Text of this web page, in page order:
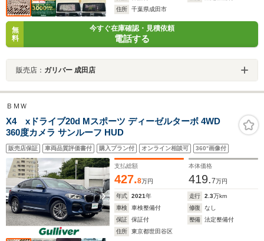
住所
千葉県成田市
無
料
今すぐ在庫確認・見積依頼
電話する
販売店： ガリバー 成田店
ＢＭＷ
X4 xドライブ20d Mスポーツ ディーゼルターボ 4WD
360度カメラ サンルーフ HUD
販売店保証 車両品質評価書付 購入プラン付 オンライン相談可 360°画像付
支払総額
427.8万円
本体価格
419.7万円
年式 2021年 走行 2.3万km
車検
車検整備付 修復
なし
保証
保証付 整備
法定整備付
住所
東京都世田谷区